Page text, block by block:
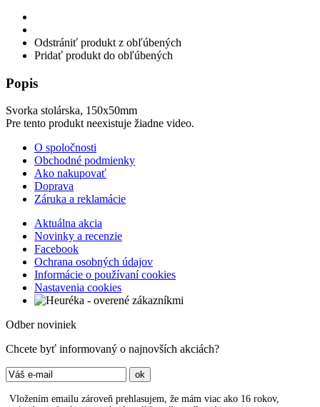
Odstrániť produkt z obľúbených
Pridať produkt do obľúbených
Popis
Svorka stolárska, 150x50mm
Pre tento produkt neexistuje žiadne video.
O spoločnosti
Obchodné podmienky
Ako nakupovať
Doprava
Záruka a reklamácie
Aktuálna akcia
Novinky a recenzie
Facebook
Ochrana osobných údajov
Informácie o používaní cookies
Nastavenia cookies
Odber noviniek
Chcete byť informovaný o najnovších akciách?
Vložením emailu zároveň prehlasujem, že mám viac ako 16 rokov,